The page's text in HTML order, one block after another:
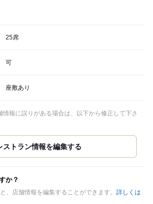
25席
可
座敷あり
報に誤りがある場合は、以下から修正して下さ
か？
、店舗情報を編集することができます。 詳しくは